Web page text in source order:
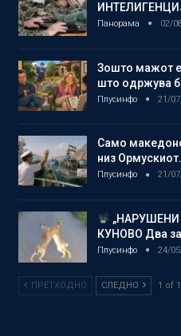
Панорама 02/
Зошто мажот
што одржува
Плусинфо 21/
Само
низ
Плусинфо 21/
КУНОВО Два
Плусинфо 24/
ПРЕТХОДНО СЛЕДНО 1 of